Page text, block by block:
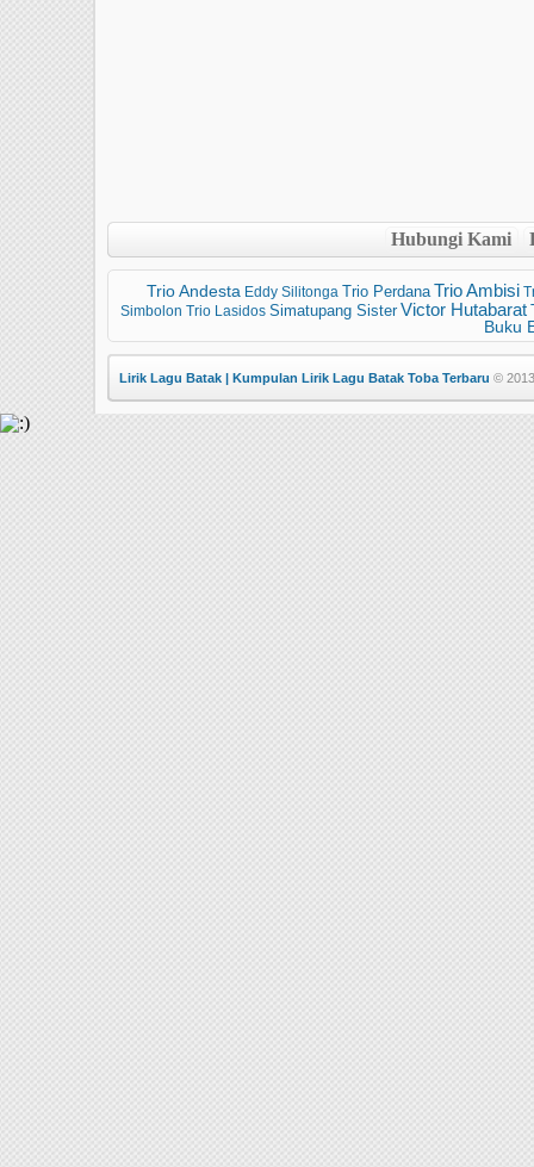
Hubungi Kami
Trio Andesta Eddy Silitonga Trio Perdana Trio Ambisi
Simbolon Trio Lasidos Simatupang Sister Victor Hutabarat
Buku
Lirik Lagu Batak | Kumpulan Lirik Lagu Batak Toba Terbaru ©